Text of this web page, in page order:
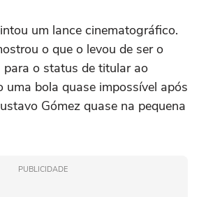
um lance cinematográfico.
o que o levou de ser o
para o status de titular ao
uma bola quase impossível após
Gómez quase na pequena
PUBLICIDADE